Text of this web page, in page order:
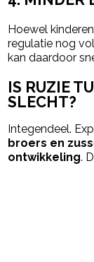
Hoewel
regulatie nog
kan daardoor
IS RUZIE
SLECHT?
Integendeel.
broers en
ontwikkeling.